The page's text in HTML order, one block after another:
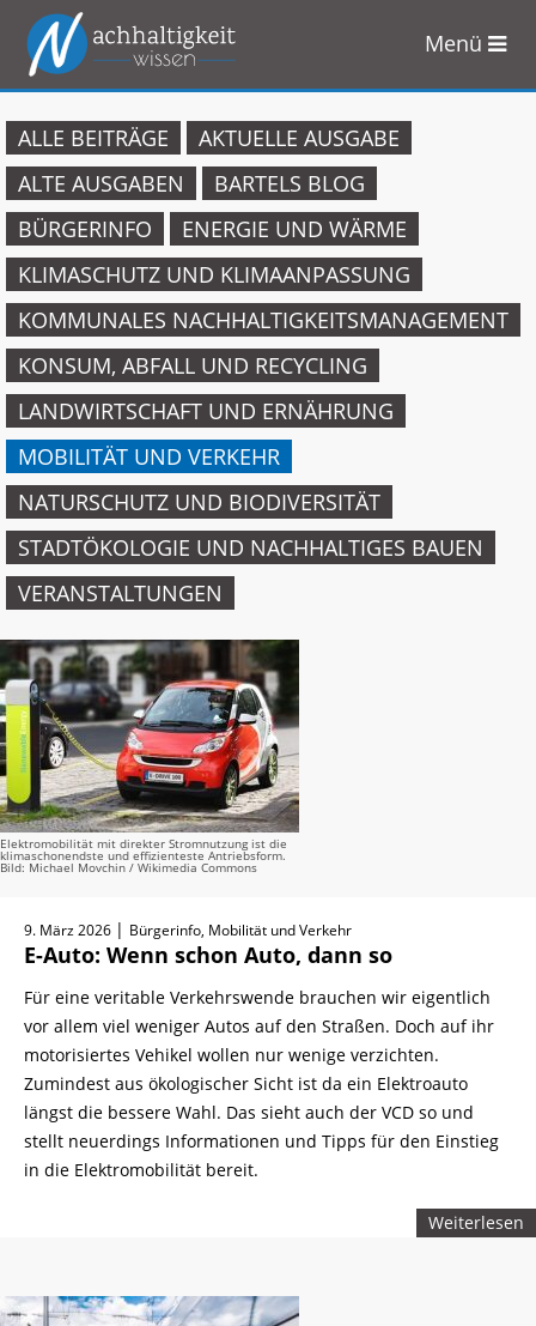
Menü
Zum
springen
ALLE BEITRÄGE
AKTUELLE AUSGABE
ALTE AUSGABEN
BARTELS BLOG
BÜRGERINFO
ENERGIE UND WÄRME
KLIMASCHUTZ UND KLIMAANPASSUNG
KOMMUNALES NACHHALTIGKEITSMANAGEMENT
KONSUM, ABFALL UND RECYCLING
LANDWIRTSCHAFT UND ERNÄHRUNG
MOBILITÄT UND VERKEHR
NATURSCHUTZ UND BIODIVERSITÄT
STADTÖKOLOGIE UND NACHHALTIGES BAUEN
VERANSTALTUNGEN
Elektromobilität mit direkter Stromnutzung ist die
klimaschonendste und effizienteste Antriebsform.
Bild: Michael Movchin / Wikimedia Commons
9. März 2026 | Bürgerinfo, Mobilität und Verkehr
E-Auto: Wenn schon Auto, dann so
Für eine veritable Verkehrswende brauchen wir eigentlich
vor allem viel weniger Autos auf den Straßen. Doch auf ihr
motorisiertes Vehikel wollen nur wenige verzichten.
Zumindest aus ökologischer Sicht ist da ein Elektroauto
längst die bessere Wahl. Das sieht auch der VCD so und
stellt neuerdings Informationen und Tipps für den Einstieg
in die Elektromobilität bereit.
Weiterlesen